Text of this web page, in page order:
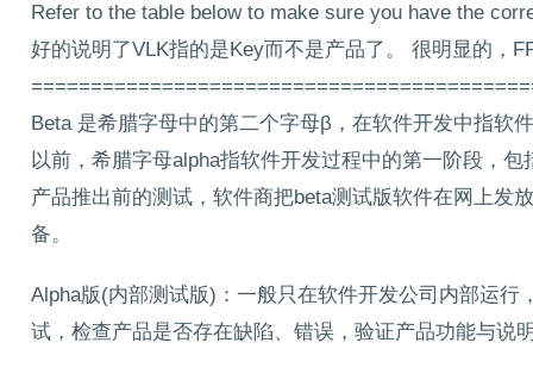
Refer to the table below to make sure you have the
好的说明了VLK指的是Key而不是产品了。 很明显的，
Beta 是希腊字母中的第二个字母β，在软件开发中指软
以前，希腊字母alpha指软件开发过程中的第一阶段，
产品推出前的测试，软件商把beta测试版软件在网上发
备。
Alpha版(内部测试版)：一般只在软件开发公司内部运
试，检查产品是否存在缺陷、错误，验证产品功能与说